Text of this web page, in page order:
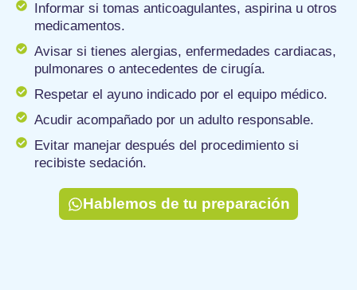
Informar si tomas anticoagulantes, aspirina u otros
medicamentos.
Avisar si tienes alergias, enfermedades cardiacas,
pulmonares o antecedentes de cirugía.
Respetar el ayuno indicado por el equipo médico.
Acudir acompañado por un adulto responsable.
Evitar manejar después del procedimiento si
recibiste sedación.
Hablemos de tu preparación